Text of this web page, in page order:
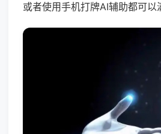
或者使用手机打牌AI辅助都可以